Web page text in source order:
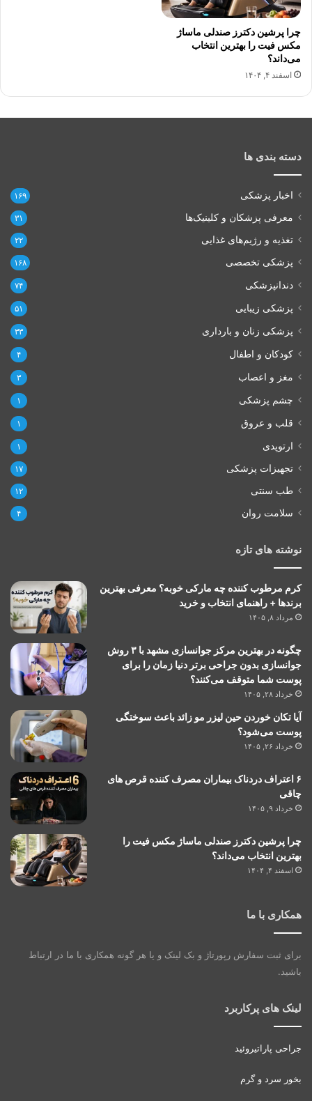
چرا پرشین دکترز صندلی ماساژ
مکس فیت را بهترین انتخاب
می‌داند؟
اسفند ۴, ۱۴۰۴
دسته بندی ها
اخبار پزشکی ۱۶۹
معرفی پزشکان و کلینیک‌ها ۳۱
تغذیه و رژیم‌های غذایی ۲۲
پزشکی تخصصی ۱۶۸
دندانپزشکی ۷۴
پزشکی زیبایی ۵۱
پزشکی زنان و بارداری ۳۳
کودکان و اطفال ۴
مغز و اعصاب ۳
چشم پزشکی ۱
قلب و عروق ۱
ارتوپدی ۱
تجهیزات پزشکی ۱۷
طب سنتی ۱۲
سلامت روان ۴
نوشته های تازه
کرم مرطوب کننده چه مارکی خوبه؟ معرفی بهترین
برندها + راهنمای انتخاب و خرید
مرداد ۸, ۱۴۰۵
چگونه در بهترین مرکز جوانسازی مشهد با ۳ روش
جوانسازی بدون جراحی برتر دنیا زمان را برای
پوست شما متوقف می‌کنند؟
خرداد ۲۸, ۱۴۰۵
آیا تکان خوردن حین لیزر مو زائد باعث سوختگی
پوست می‌شود؟
خرداد ۲۶, ۱۴۰۵
۶ اعتراف دردناک بیماران مصرف کننده قرص های
چاقی
خرداد ۹, ۱۴۰۵
چرا پرشین دکترز صندلی ماساژ مکس فیت را
بهترین انتخاب می‌داند؟
اسفند ۴, ۱۴۰۴
همکاری با ما
برای ثبت سفارش رپورتاژ و بک لینک و یا هر گونه همکاری با ما در ارتباط
باشید.
لینک های پرکاربرد
جراحی پاراتیروئید
بخور سرد و گرم